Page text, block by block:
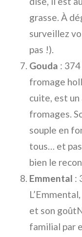
grasse. À
surveillez
pas !).
Gouda :
fromage
cuite, est
fromages.
souple en
tous… et
bien le
Emmental :
et son
familial par